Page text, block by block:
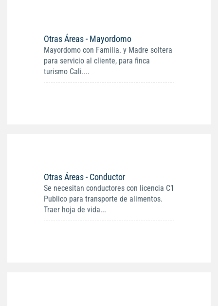
Otras Áreas - Mayordomo
Mayordomo con Familia. y Madre soltera
para servicio al cliente, para finca
turismo Cali....
Otras Áreas - Conductor
Se necesitan conductores con licencia C1
Publico para transporte de alimentos.
Traer hoja de vida...